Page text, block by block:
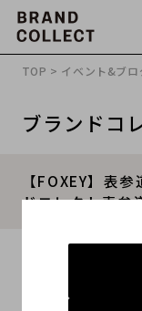
TOP > イベント&ブロ
ブランドコ
【FOXEY】表
ドコレクト表参
#フォクシー